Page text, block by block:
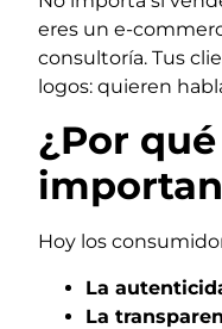
eres un e-
consultoría. Tus
logos: quieren
¿Por
Hoy los
La
La